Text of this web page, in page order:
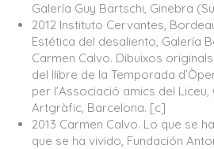
Galería Guy Bärtschi, Ginebra
2012 Instituto Cervantes,
Estética del desaliento, Galería
Carmen Calvo. Dibuixos
del llibre de la Temporada
per l’Associació amics del
Artgràfic, Barcelona. [c]
2013 Carmen Calvo. Lo que se
que se ha vivido, Fundación